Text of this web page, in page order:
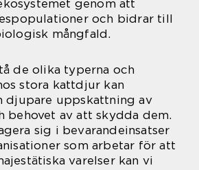
genom att
och bidrar till
mångfald.
de olika typerna och
stora kattdjur kan
djupare uppskattning av
behovet av att skydda dem.
sig i bevarandeinsatser
som arbetar för att
varelser kan vi